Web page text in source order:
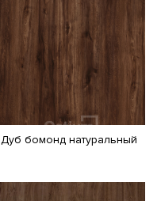
Дуб бомонд натуральный